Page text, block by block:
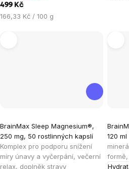
499 Kč
Měrná
166,33 Kč / 100 g
BrainMax Sleep Magnesium®,
250 mg, 50 rostlinných kapslí
Komplex pro podporu snížení
míry únavy a vyčerpání, večerní
relax, doplněk stravy
hodnocení
produktu
je
120 ml
je